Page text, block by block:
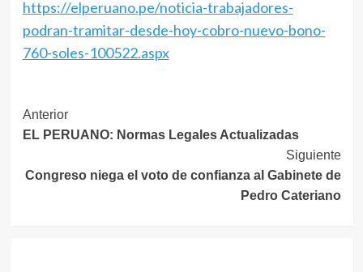
https://elperuano.pe/noticia-trabajadores-
podran-tramitar-desde-hoy-cobro-nuevo-bono-
760-soles-100522.aspx
Navegación
de
entradas
Anterior
EL PERUANO: Normas Legales Actualizadas
Siguiente
Congreso niega el voto de confianza al Gabinete de
Pedro Cateriano